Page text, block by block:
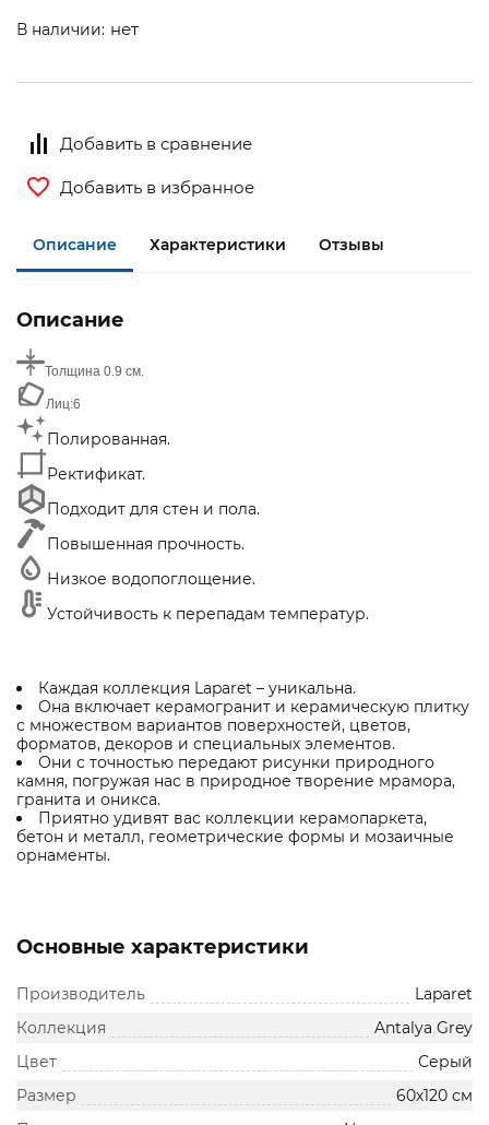
В наличии: нет
Добавить в сравнение
Добавить в избранное
Описание Характеристики Отзывы
Описание
Толщина 0.9 см.
Лиц:6
Полированная.
Ректификат.
Подходит для стен и пола.
Повышенная прочность.
Низкое водопоглощение.
Устойчивость к перепадам температур.
Каждая коллекция Laparet – уникальна.
Она включает керамогранит и керамическую плитку
с множеством вариантов поверхностей, цветов,
форматов, декоров и специальных элементов.
Они с точностью передают рисунки природного
камня, погружая нас в природное творение мрамора,
гранита и оникса.
Приятно удивят вас коллекции керамопаркета,
бетон и металл, геометрические формы и мозаичные
орнаменты.
Основные характеристики
Производитель
Laparet
Коллекция
Antalya Grey
Цвет
Серый
Размер
60х120 см